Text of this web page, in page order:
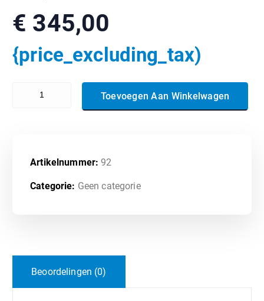
€ 345,00
{price_excluding_tax)
Toevoegen Aan Winkelwagen
Artikelnummer:92
Categorie: Geen categorie
Beoordelingen (0)